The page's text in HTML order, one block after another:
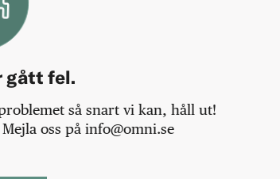
gått fel.
så snart vi kan, håll ut!
oss på info@omni.se